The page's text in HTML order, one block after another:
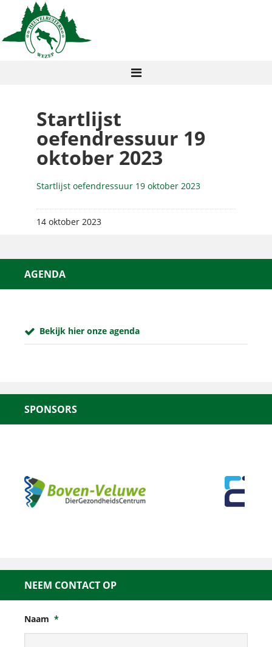
Startlijst
oefendressuur 19
oktober 2023
Startlijst oefendressuur 19 oktober 2023
14 oktober 2023
AGENDA
Bekijk hier onze agenda
SPONSORS
NEEM CONTACT OP
Naam *